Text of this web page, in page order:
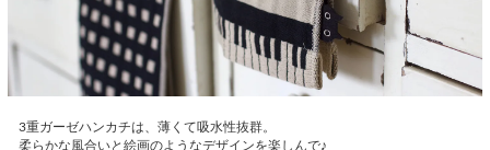
3重ガーゼハンカチは、薄くて吸水性抜群。
柔らかな風合いと絵画のようなデザインを楽しんで♪